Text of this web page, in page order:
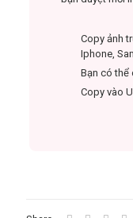
Copy ảnh
Iphone,
Bạn có thể
Copy vào